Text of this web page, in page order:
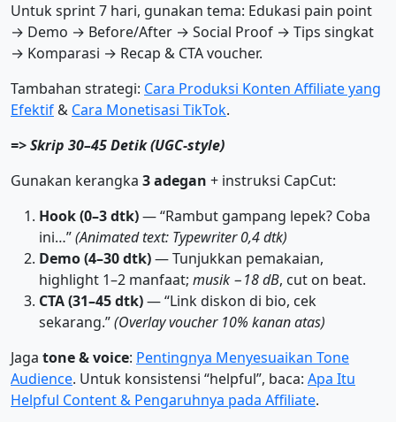
Untuk sprint 7 hari, gunakan tema: Edukasi pain point
→ Demo → Before/After → Social Proof → Tips singkat
→ Komparasi → Recap & CTA voucher.
Tambahan strategi: Cara Produksi Konten Affiliate yang
Efektif& Cara Monetisasi TikTok.
=> Skrip 30–45 Detik (UGC-style)
Gunakan kerangka 3 adegan + instruksi CapCut:
Hook (0–3 dtk)— “Rambut gampang lepek? Coba
ini…”(Animated text: Typewriter 0,4 dtk)
Demo (4–30 dtk)— Tunjukkan pemakaian,
highlight 1–2 manfaat; musik −18 dB, cut on beat.
CTA (31–45 dtk)— “Link diskon di bio, cek
sekarang.”(Overlay voucher 10% kanan atas)
Jaga tone & voice: Pentingnya Menyesuaikan Tone
Audience. Untuk konsistensi “helpful”, baca: Apa Itu
Helpful Content & Pengaruhnya pada Affiliate.